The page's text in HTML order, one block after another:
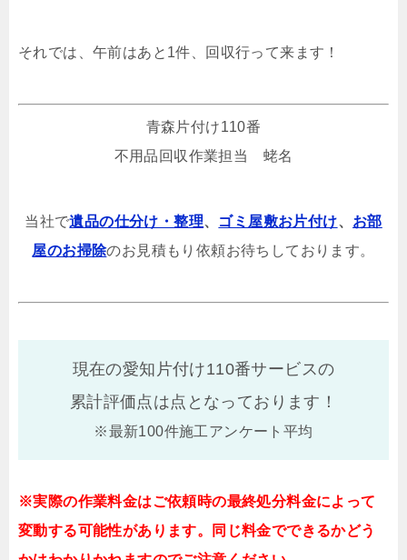
それでは、午前はあと1件、回収行って来ます！
青森片付け110番
不用品回収作業担当 蛯名
当社で遺品の仕分け・整理、 ゴミ屋敷お片付け、 お部
屋のお掃除のお見積もり依頼お待ちしております。
現在の愛知片付け110番サービスの
累計評価点は点となっております！
※最新100件施工アンケート平均
※実際の作業料金はご依頼時の最終処分料金によって
変動する可能性があります。同じ料金でできるかどう